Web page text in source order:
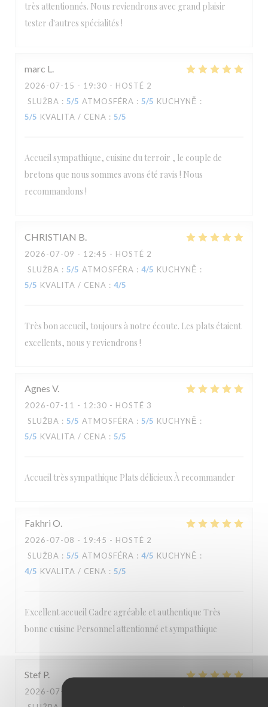
très attentionnés. Nous reviendrons avec grand plaisir
tester d'autres spécialités !
marc L
2026-07-15 - 19:30 - HOSTÉ 2
SLUŽBA : 5/5 ATMOSFÉRA : 5/5 KUCHYNĚ :
5/5 KVALITA / CENA : 5/5
Accueil sympathique, cuisine du terroir , le couple de
bretons que nous sommes avons été ravis ! Nous
recommandons !
CHRISTIAN B
2026-07-09 - 12:45 - HOSTÉ 2
SLUŽBA : 5/5 ATMOSFÉRA : 4/5 KUCHYNĚ :
5/5 KVALITA / CENA : 4/5
Très bon accueil, toujours à notre écoute. Les plats étaient
excellents, nous y reviendrons !
Agnes V
2026-07-11 - 12:30 - HOSTÉ 3
SLUŽBA : 5/5 ATMOSFÉRA : 5/5 KUCHYNĚ :
5/5 KVALITA / CENA : 5/5
Accueil très sympathique Plats délicieux À recommander
Fakhri O
2026-07-08 - 19:45 - HOSTÉ 2
SLUŽBA : 5/5 ATMOSFÉRA : 4/5 KUCHYNĚ :
4/5 KVALITA / CENA : 5/5
Excellent accueil Cadre agréable et authentique Très
bonne cuisine Personnel attentionné et sympathique
Stef P
2026-07-04